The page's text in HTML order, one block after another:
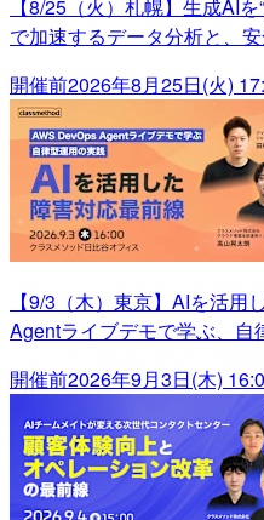
【8/25（火）札幌】生成AI
で加速するデータ分析と、
開催前2026年8月25日(火)
【9/3（木）東京】AIを活
Agentライブデモで学ぶ、自
開催前2026年9月3日(木)